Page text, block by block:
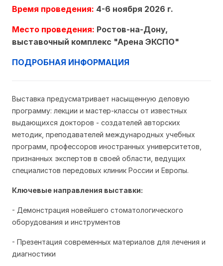
Время проведения: 4-6 ноября 2026 г.
Место проведения: Ростов-на-Дону,
выставочный комплекс "Арена ЭКСПО"
ПОДРОБНАЯ ИНФОРМАЦИЯ
Выставка предусматривает насыщенную деловую
программу: лекции и мастер-классы от известных
выдающихся докторов - создателей авторских
методик, преподавателей международных учебных
программ, профессоров иностранных университетов,
признанных экспертов в своей области, ведущих
специалистов передовых клиник России и Европы.
Ключевые направления выставки:
- Демонстрация новейшего стоматологического
оборудования и инструментов
- Презентация современных материалов для лечения и
диагностики